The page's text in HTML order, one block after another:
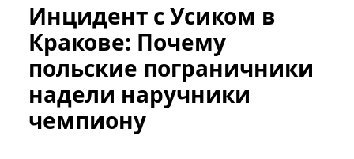
Инцидент с Усиком в
Кракове: Почему
польские пограничники
надели наручники
чемпиону